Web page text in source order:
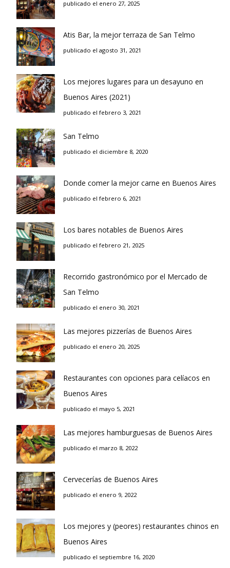
publicado el enero 27, 2025
Atis Bar, la mejor terraza de San Telmo
publicado el agosto 31, 2021
Los mejores lugares para un desayuno en
Buenos Aires (2021)
publicado el febrero 3, 2021
San Telmo
publicado el diciembre 8, 2020
Donde comer la mejor carne en Buenos Aires
publicado el febrero 6, 2021
Los bares notables de Buenos Aires
publicado el febrero 21, 2025
Recorrido gastronómico por el Mercado de
San Telmo
publicado el enero 30, 2021
Las mejores pizzerías de Buenos Aires
publicado el enero 20, 2025
Restaurantes con opciones para celíacos en
Buenos Aires
publicado el mayo 5, 2021
Las mejores hamburguesas de Buenos Aires
publicado el marzo 8, 2022
Cervecerías de Buenos Aires
publicado el enero 9, 2022
Los mejores y (peores) restaurantes chinos en
Buenos Aires
publicado el septiembre 16, 2020